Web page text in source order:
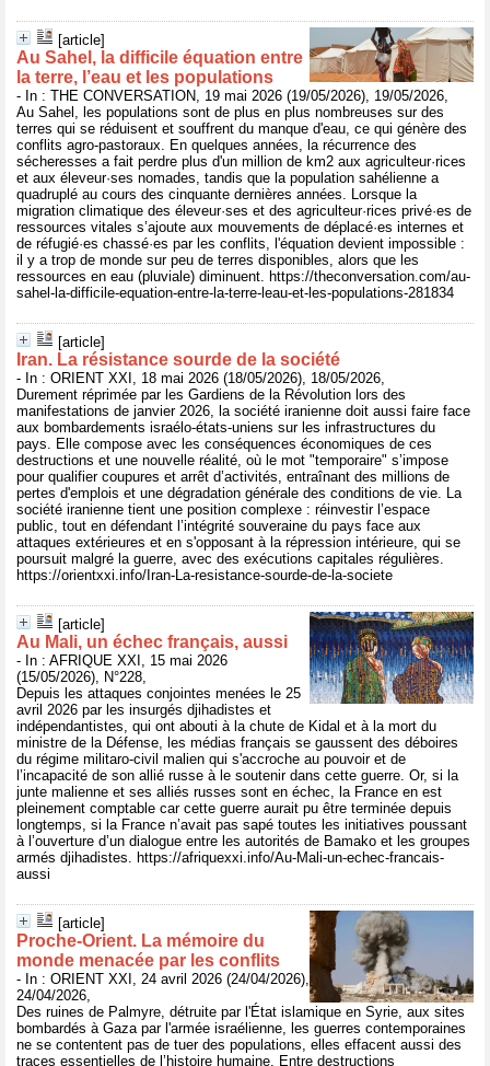
[article]
Au Sahel, la difficile équation entre
la terre, l’eau et les populations
- In : THE CONVERSATION, 19 mai 2026 (19/05/2026), 19/05/2026,
Au Sahel, les populations sont de plus en plus nombreuses sur des
terres qui se réduisent et souffrent du manque d'eau, ce qui génère des
conflits agro-pastoraux. En quelques années, la récurrence des
sécheresses a fait perdre plus d'un million de km2 aux agriculteur·rices
et aux éleveur·ses nomades, tandis que la population sahélienne a
quadruplé au cours des cinquante dernières années. Lorsque la
migration climatique des éleveur·ses et des agriculteur·rices privé·es de
ressources vitales s’ajoute aux mouvements de déplacé·es internes et
de réfugié·es chassé·es par les conflits, l'équation devient impossible :
il y a trop de monde sur peu de terres disponibles, alors que les
ressources en eau (pluviale) diminuent. https://theconversation.com/au-
sahel-la-difficile-equation-entre-la-terre-leau-et-les-populations-281834
[article]
Iran. La résistance sourde de la société
- In : ORIENT XXI, 18 mai 2026 (18/05/2026), 18/05/2026,
Durement réprimée par les Gardiens de la Révolution lors des
manifestations de janvier 2026, la société iranienne doit aussi faire face
aux bombardements israélo-états-uniens sur les infrastructures du
pays. Elle compose avec les conséquences économiques de ces
destructions et une nouvelle réalité, où le mot "temporaire" s’impose
pour qualifier coupures et arrêt d’activités, entraînant des millions de
pertes d'emplois et une dégradation générale des conditions de vie. La
société iranienne tient une position complexe : réinvestir l’espace
public, tout en défendant l’intégrité souveraine du pays face aux
attaques extérieures et en s'opposant à la répression intérieure, qui se
poursuit malgré la guerre, avec des exécutions capitales régulières.
https://orientxxi.info/Iran-La-resistance-sourde-de-la-societe
[article]
Au Mali, un échec français, aussi
- In : AFRIQUE XXI, 15 mai 2026
(15/05/2026), N°228,
Depuis les attaques conjointes menées le 25
avril 2026 par les insurgés djihadistes et
indépendantistes, qui ont abouti à la chute de Kidal et à la mort du
ministre de la Défense, les médias français se gaussent des déboires
du régime militaro-civil malien qui s'accroche au pouvoir et de
l’incapacité de son allié russe à le soutenir dans cette guerre. Or, si la
junte malienne et ses alliés russes sont en échec, la France en est
pleinement comptable car cette guerre aurait pu être terminée depuis
longtemps, si la France n’avait pas sapé toutes les initiatives poussant
à l’ouverture d’un dialogue entre les autorités de Bamako et les groupes
armés djihadistes. https://afriquexxi.info/Au-Mali-un-echec-francais-
aussi
[article]
Proche-Orient. La mémoire du
monde menacée par les conflits
- In : ORIENT XXI, 24 avril 2026 (24/04/2026),
24/04/2026,
Des ruines de Palmyre, détruite par l'État islamique en Syrie, aux sites
bombardés à Gaza par l'armée israélienne, les guerres contemporaines
ne se contentent pas de tuer des populations, elles effacent aussi des
traces essentielles de l’histoire humaine. Entre destructions